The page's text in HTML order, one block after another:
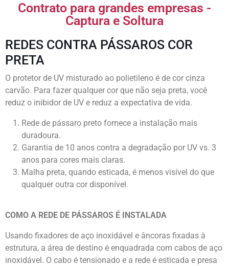
Contrato para grandes empresas -
Captura e Soltura
REDES CONTRA PÁSSAROS COR
PRETA
O protetor de UV misturado ao polietileno é de cor cinza
carvão. Para fazer qualquer cor que não seja preta, você
reduz o inibidor de UV e reduz a expectativa de vida.
Rede de pássaro preto fornece a instalação mais
duradoura.
Garantia de 10 anos contra a degradação por UV vs. 3
anos para cores mais claras.
Malha preta, quando esticada, é menos visível do que
qualquer outra cor disponível.
COMO A REDE DE PÁSSAROS É INSTALADA
Usando fixadores de aço inoxidável e âncoras fixadas à
estrutura, a área de destino é enquadrada com cabos de aço
inoxidável. O cabo é tensionado e a rede é esticada e presa